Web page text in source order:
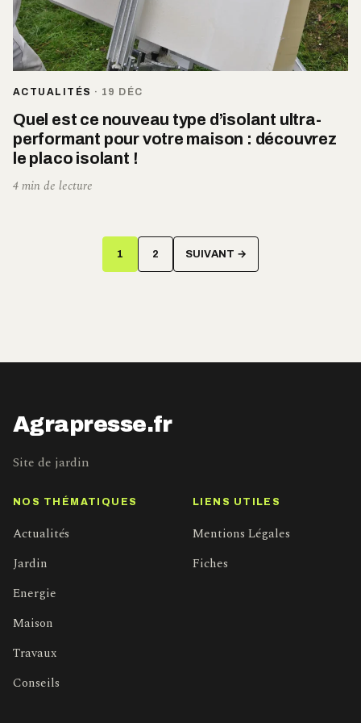
ACTUALITÉS · 19 DÉC
Quel est ce nouveau type d’isolant ultra-
performant pour votre maison : découvrez
le placo isolant !
4 min de lecture
Pagination
des
1 2 SUIVANT →
Agrapresse.fr
Site de jardin
NOS THÉMATIQUES
Actualités
Jardin
Energie
Maison
Travaux
Conseils
LIENS UTILES
Mentions Légales
Fiches